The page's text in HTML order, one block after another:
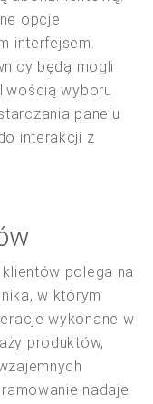
opcje
interfejsem.
będą mogli
wyboru
panelu
interakcji z
polega na
w którym
wykonane w
produktów,
nadaje